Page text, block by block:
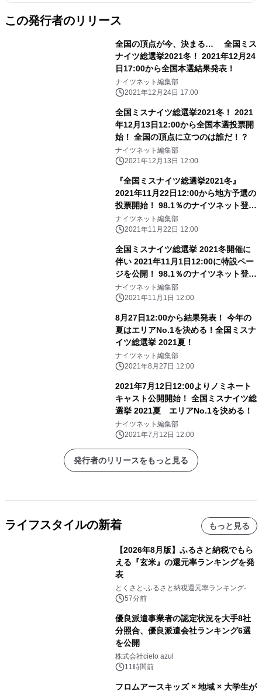
この発行者のリリース
全国の頂点が今、決まる… 全国ミス
ナイツ総選挙2021冬！ 2021年12月24
日17:00から全国本選結果発表！
ナイツネット編集部
2021年12月24日 17:00
全国ミスナイツ総選挙2021冬！ 2021
年12月13日12:00から全国本選投票開
始！ 全国の頂点に立つのは誰だ！？
ナイツネット編集部
2021年12月13日 12:00
『全国ミスナイツ総選挙2021冬』
2021年11月22日12:00から地方予選の
投票開始！ 98.1％のナイツネット登録
キャストが参戦
ナイツネット編集部
2021年11月22日 12:00
全国ミスナイツ総選挙 2021冬開催に
伴い 2021年11月1日12:00に特設ペー
ジを公開！ 98.1％のナイツネット登録
キャストが参戦！
ナイツネット編集部
2021年11月1日 12:00
8月27日12:00から結果発表！ 今年の
夏はエリアNo.1を決める！全国ミスナ
イツ総選挙 2021夏！
ナイツネット編集部
2021年8月27日 12:00
2021年7月12日12:00よりノミネート
キャスト公開開始！ 全国ミスナイツ総
選挙 2021夏 エリアNo.1を決める！
ナイツネット編集部
2021年7月12日 12:00
発行者のリリースをもっと見る
ライフスタイルの新着 もっと見る
【2026年8月版】ふるさと納税でもら
える『玄米』の還元率ランキングを発
表
とくさと-ふるさと納税還元率ランキング-
57分前
優良派遣事業者の認定状況を大手8社
分照合、優良派遣会社ランキング6選
を公開
株式会社cielo azul
11時間前
フロムアースキッズ × 地域 × 大学生が